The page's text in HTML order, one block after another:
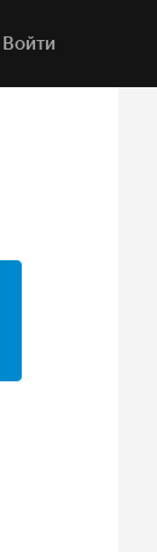
Войти